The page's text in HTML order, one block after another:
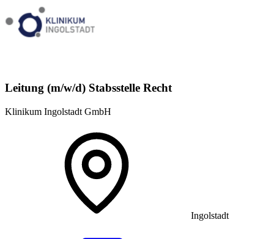
Leitung (m/w/d) Stabsstelle Recht
Klinikum Ingolstadt GmbH
Ingolstadt